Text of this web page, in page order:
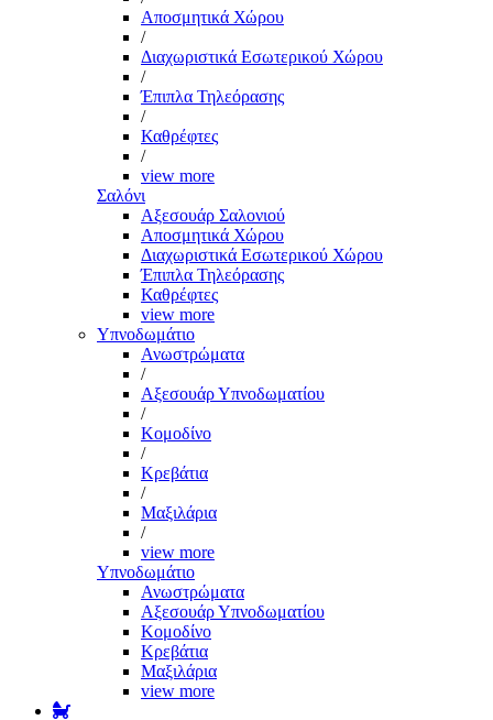
Αποσμητικά Χώρου
/
Διαχωριστικά Εσωτερικού Χώρου
/
Έπιπλα Τηλεόρασης
/
Καθρέφτες
/
view more
Σαλόνι
Αξεσουάρ Σαλονιού
Αποσμητικά Χώρου
Διαχωριστικά Εσωτερικού Χώρου
Έπιπλα Τηλεόρασης
Καθρέφτες
view more
Υπνοδωμάτιο
Ανωστρώματα
/
Αξεσουάρ Υπνοδωματίου
/
Κομοδίνο
/
Κρεβάτια
/
Μαξιλάρια
/
view more
Υπνοδωμάτιο
Ανωστρώματα
Αξεσουάρ Υπνοδωματίου
Κομοδίνο
Κρεβάτια
Μαξιλάρια
view more